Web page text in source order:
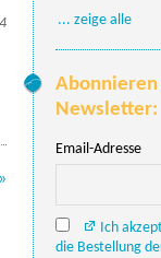
... zeige alle
Abonnieren
Newsletter:
Email-Adresse
Ich
die Bestellung